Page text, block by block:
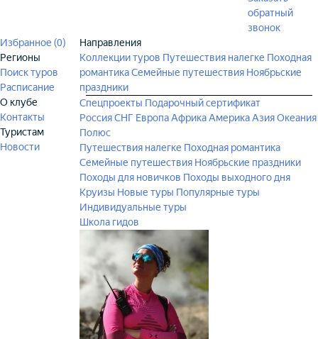
обратный
звонок
Избранное (0)
Регионы
Поиск туров
Расписание
О клубе
Контакты
Туристам
Новости
Направления
Коллекции туров Путешествия налегке Походная
романтикаСемейные путешествия Ноябрьские
праздники
Спецпроекты Подарочный сертификат
РоссияСНГ ЕвропаАфрикаАмерикаАзияОкеания
Полюс
Путешествия налегке Походная романтика
Семейные путешествия Ноябрьские праздники
Походы для новичков Походы выходного дня
Круизы Новые туры Популярные туры
Индивидуальные туры
Школа гидов